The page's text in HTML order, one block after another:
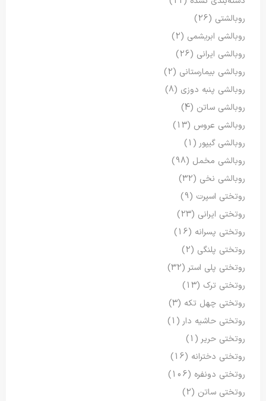
روبالشتی (26)
روبالشی ابریشمی (2)
روبالشی ایرانی (26)
روبالشی بیمارستانی (2)
روبالشی پنبه دوزی (8)
روبالشی ساتن (4)
روبالشی عروس (13)
روبالشی گیپور (1)
روبالشی مخمل (98)
روبالشی نخی (32)
روتختی اسپرت (9)
روتختی ایرانی (23)
روتختی پسرانه (16)
روتختی پلنگی (2)
روتختی پلی استر (32)
روتختی ترک (13)
روتختی چهل تکه (3)
روتختی حاشیه دار (1)
روتختی حریر (1)
روتختی دخترانه (16)
روتختی دونفره (106)
روتختی ساتن (2)